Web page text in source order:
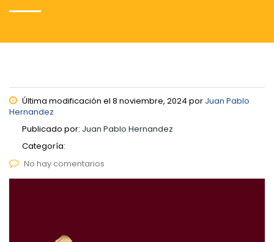
Última modificación el 8 noviembre, 2024 por Juan Pablo
Hernandez
Publicado por: Juan Pablo Hernandez
Categoría:
No hay comentarios